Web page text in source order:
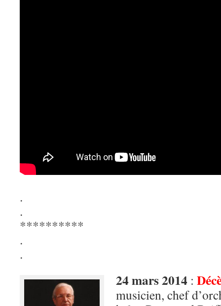
.
.
**********
.
.
24 mars 2014 :
musicien, chef